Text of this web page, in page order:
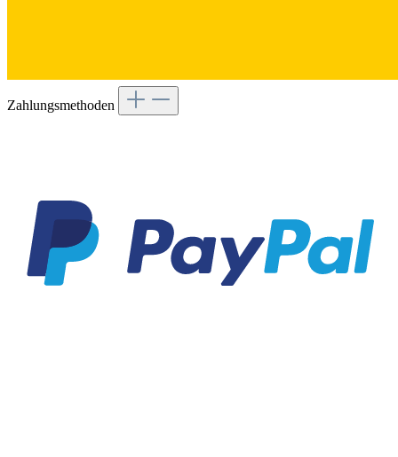
Zahlungsmethoden